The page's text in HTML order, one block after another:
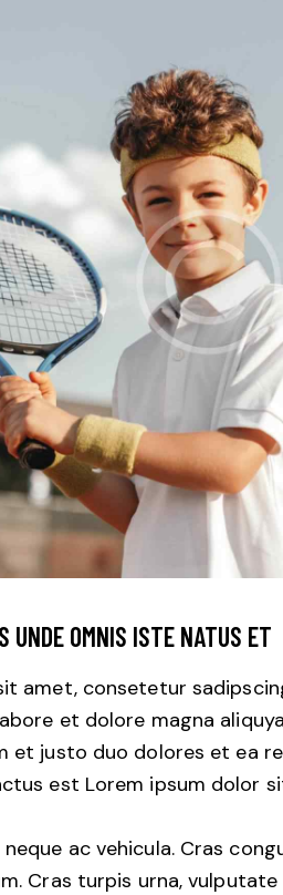
UNDE OMNIS ISTE NATUS ET
amet, consetetur
et dolore magna
et justo duo dolores et ea
est Lorem ipsum dolor
ac vehicula. Cras
Cras turpis urna,